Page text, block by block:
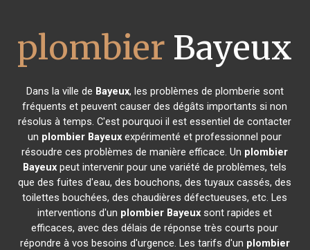
plombier Bayeux
Dans la ville de Bayeux, les problèmes de plomberie sont
fréquents et peuvent causer des dégâts importants si non
résolus à temps. C'est pourquoi il est essentiel de contacter
un plombier Bayeux expérimenté et professionnel pour
résoudre ces problèmes de manière efficace. Un plombier
Bayeux peut intervenir pour une variété de problèmes, tels
que des fuites d'eau, des bouchons, des tuyaux cassés, des
toilettes bouchées, des chaudières défectueuses, etc. Les
interventions d'un plombier Bayeux sont rapides et
efficaces, avec des délais de réponse très courts pour
répondre à vos besoins d'urgence. Les tarifs d'un plombier